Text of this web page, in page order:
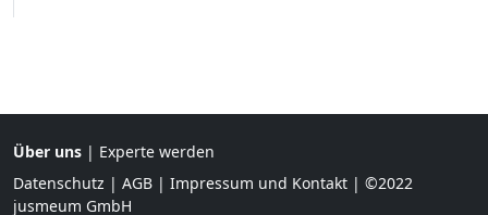
Über uns | Experte werden
Datenschutz | AGB | Impressum und Kontakt | ©2022
jusmeum GmbH